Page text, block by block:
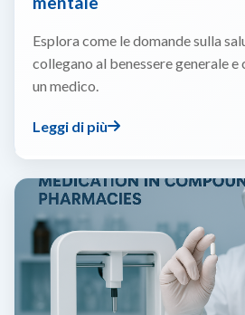
Esplora come le domande sulla
collegano al benessere generale e
un medico.
Leggi di più